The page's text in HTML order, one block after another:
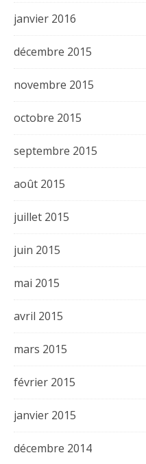
janvier 2016
décembre 2015
novembre 2015
octobre 2015
septembre 2015
août 2015
juillet 2015
juin 2015
mai 2015
avril 2015
mars 2015
février 2015
janvier 2015
décembre 2014